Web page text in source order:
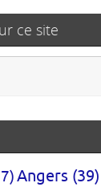
ce site
Angers (39)